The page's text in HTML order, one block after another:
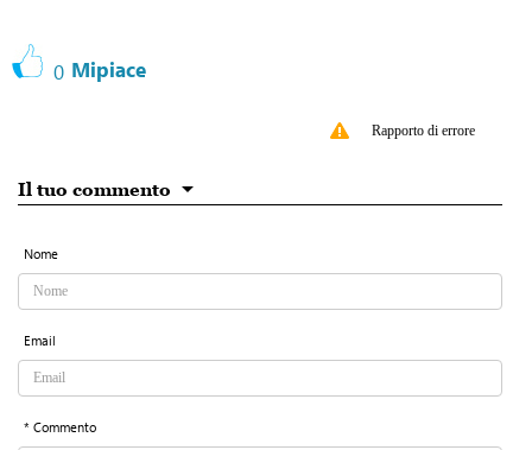
0 Mipiace
Rapporto di errore
Il tuo commento
Nome
Email
* Commento